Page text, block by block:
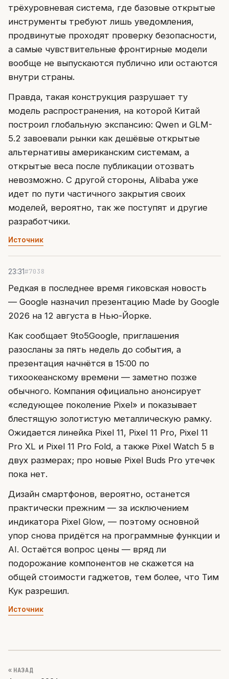
трёхуровневая система, где базовые открытые
инструменты требуют лишь уведомления,
продвинутые проходят проверку безопасности,
а самые чувствительные фронтирные модели
вообще не выпускаются публично или остаются
внутри страны.
Правда, такая конструкция разрушает ту
модель распространения, на которой Китай
построил глобальную экспансию: Qwen и GLM-
5.2 завоевали рынки как дешёвые открытые
альтернативы американским системам, а
открытые веса после публикации отозвать
невозможно. С другой стороны, Alibaba уже
идет по пути частичного закрытия своих
моделей, вероятно, так же поступят и другие
разработчики.
Источник
23:31#7038
Редкая в последнее время гиковская новость
— Google назначил презентацию Made by Google
2026 на 12 августа в Нью-Йорке.
Как сообщает 9to5Google, приглашения
разосланы за пять недель до события, а
презентация начнётся в 15:00 по
тихоокеанскому времени — заметно позже
обычного. Компания официально анонсирует
«следующее поколение Pixel» и показывает
блестящую золотистую металлическую рамку.
Ожидается линейка Pixel 11, Pixel 11 Pro, Pixel 11
Pro XL и Pixel 11 Pro Fold, а также Pixel Watch 5 в
двух размерах; про новые Pixel Buds Pro утечек
пока нет.
Дизайн смартфонов, вероятно, останется
практически прежним — за исключением
индикатора Pixel Glow, — поэтому основной
упор снова придётся на программные функции и
AI. Остаётся вопрос цены — вряд ли
подорожание компонентов не скажется на
общей стоимости гаджетов, тем более, что Тим
Кук разрешил.
Источник
« НАЗАД